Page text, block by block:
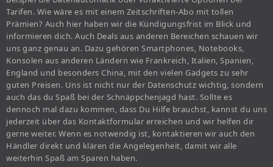
Tarifen. Wie wäre es mit einem Zeitschriften-Abo mit tollen
Prämien? Auch hier haben wir die Kündigungsfrist im Blick und
informieren dich. Auch Deals aus anderen Bereichen schauen wir
uns ganz genau an. Dazu gehören Smartphones, Notebooks,
Konsolen aus anderen Ländern wie Frankreich, Italien, Spanien,
England und besonders China, mit den vielen Gadgets zu sehr
guten Preisen. Uns ist nicht nur der Datenschutz wichtig, sondern
auch das du Spaß bei der Schnäppchenjagd hast. Sollte es
dennoch mal dazu kommen, dass Du Hilfe brauchst, kannst du uns
jederzeit über das Kontaktformular erreichen und wir helfen dir
gerne weiter. Wenn es notwendig ist, kontaktieren wir auch den
Händler direkt und klären die Angelegenheit, damit wir alle
weiterhin Spaß am Sparen haben.